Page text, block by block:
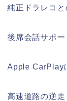
純正ドラレコと
後席会話サポー
Apple CarPlay
高速道路の逆走